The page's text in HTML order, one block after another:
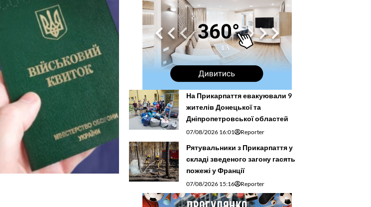
На Прикарпаття евакуювали 9
жителів Донецької та
Дніпропетровської областей
07/08/2026 16:01 Reporter
Рятувальники з Прикарпаття у
складі зведеного загону гасять
пожежі у Франції
07/08/2026 15:16 Reporter